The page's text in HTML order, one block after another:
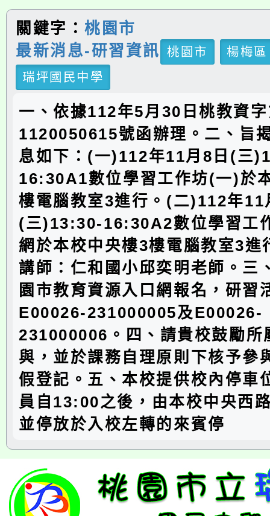
關鍵字：桃園市
最新消息-研習資訊
桃園市
楊梅區
瑞坪國民中學
一、依據112年5月30日桃教資
1120050615號函辦理。二、旨
息如下：(一)112年11月8日(三
16:30A1數位學習工作坊(一)於
樓電腦教室3進行。(二)112年11
(三)13:30-16:30A2數位學習工
網於本校中央樓3樓電腦教室3進
講師：仁和國小邱奕明老師。三
園市教育資源入口網報名，研習
E00026-231000005及E00026-
231000006。四、請貴校鼓勵所
與，並於課務自理原則下核予參
假登記。五、本校提供校內停車
員自13:00之後，由本校中央西
並停放於入校左轉的來賓停